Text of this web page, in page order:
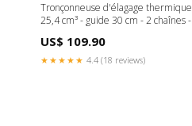
Tronçonneuse d'élagage thermique
25,4 cm³ - guide 30 cm - 2 chaînes -
US$ 109.90
★★★★★ 4.4 (18 reviews)